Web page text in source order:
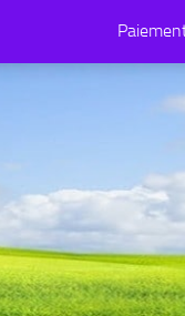
Mon compte